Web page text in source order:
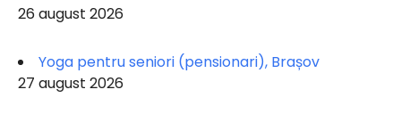
26 august 2026
Yoga pentru seniori (pensionari), Brașov
27 august 2026